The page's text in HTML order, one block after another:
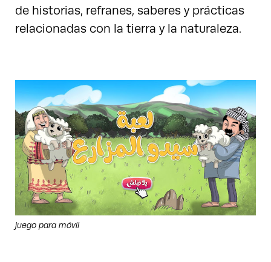
de historias, refranes, saberes y prácticas
relacionadas con la tierra y la naturaleza.
juego para móvil